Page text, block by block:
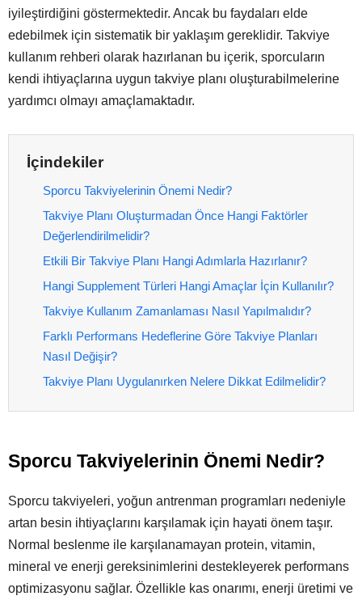
iyileştirdiğini göstermektedir. Ancak bu faydaları elde
edebilmek için sistematik bir yaklaşım gereklidir. Takviye
kullanım rehberi olarak hazırlanan bu içerik, sporcuların
kendi ihtiyaçlarına uygun takviye planı oluşturabilmelerine
yardımcı olmayı amaçlamaktadır.
İçindekiler
Sporcu Takviyelerinin Önemi Nedir?
Takviye Planı Oluşturmadan Önce Hangi Faktörler
Değerlendirilmelidir?
Etkili Bir Takviye Planı Hangi Adımlarla Hazırlanır?
Hangi Supplement Türleri Hangi Amaçlar İçin Kullanılır?
Takviye Kullanım Zamanlaması Nasıl Yapılmalıdır?
Farklı Performans Hedeflerine Göre Takviye Planları
Nasıl Değişir?
Takviye Planı Uygulanırken Nelere Dikkat Edilmelidir?
Sporcu Takviyelerinin Önemi Nedir?
Sporcu takviyeleri, yoğun antrenman programları nedeniyle
artan besin ihtiyaçlarını karşılamak için hayati önem taşır.
Normal beslenme ile karşılanamayan protein, vitamin,
mineral ve enerji gereksinimlerini destekleyerek performans
optimizasyonu sağlar. Özellikle kas onarımı, enerji üretimi ve